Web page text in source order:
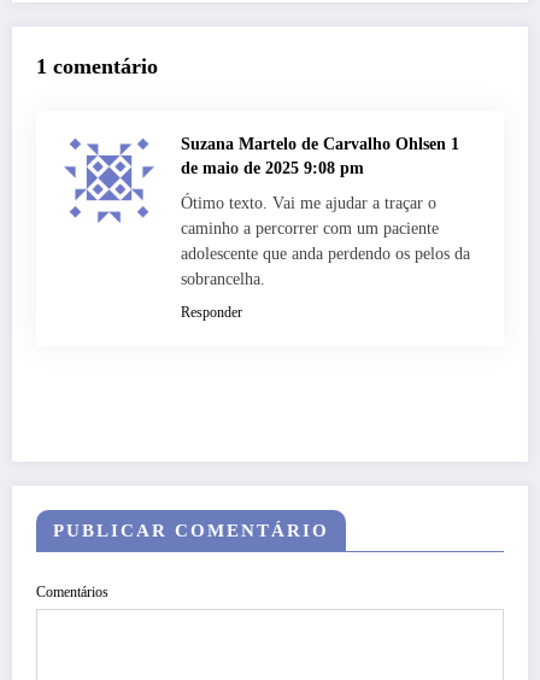
1 comentário
Suzana Martelo de Carvalho Ohlsen 1
de maio de 2025 9:08 pm
Ótimo texto. Vai me ajudar a traçar o
caminho a percorrer com um paciente
adolescente que anda perdendo os pelos da
sobrancelha.
Responder
PUBLICAR COMENTÁRIO
Comentários